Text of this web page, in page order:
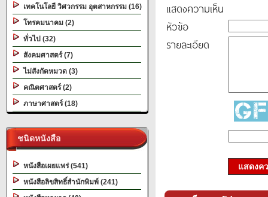
เทคโนโลยี วิศวกรรม อุตสาหกรรม (16)
โทรคมนาคม (2)
ทั่วไป (32)
สังคมศาสตร์ (7)
ไม่สังกัดหมวด (3)
คณิตศาสตร์ (2)
ภาษาศาสตร์ (18)
ชนิดหนังสือ
หนังสือเผยแพร่ (541)
หนังสือลิขสิทธิ์สำนักพิมพ์ (241)
แสดงความเห็น
หัวข้อ
รายละเอียด
แสดงค